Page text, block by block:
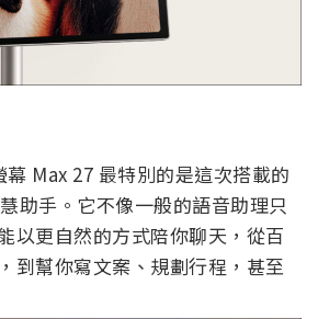
Max 27 最特別的是這次搭載的
助手。它不像一般的語音助理只
以更自然的方式陪你聊天，從百
到幫你寫文案、規劃行程，甚至